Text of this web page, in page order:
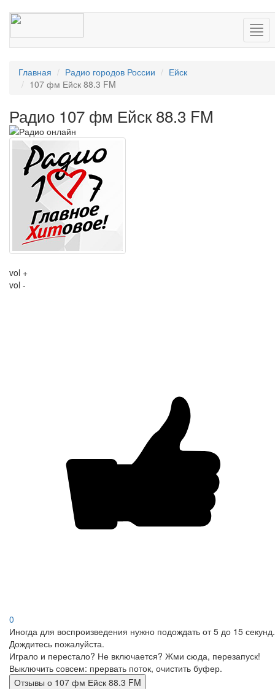
Главная Радио городов России
Ейск
107 фм Ейск 88.3 FM
Радио 107 фм Ейск 88.3 FM
vol +
vol -
0
Иногда для воспроизведения нужно подождать от 5 до 15 секунд.
Дождитесь пожалуйста.
Играло и перестало? Не включается? Жми сюда, перезапуск!
Выключить совсем: прервать поток, очистить буфер.
Отзывы о 107 фм Ейск 88.3 FM